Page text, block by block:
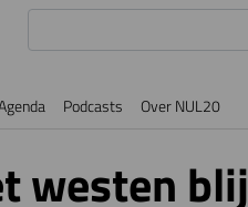
Podcasts Over NUL20
westen